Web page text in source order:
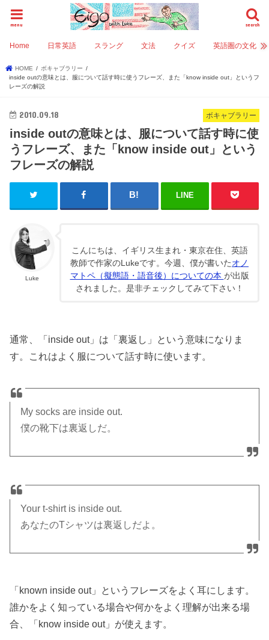
search
menu
Home 日常英語 スラング 文法 クイズ 英語圏の文化
HOME
ボキャブラリー
inside outの意味とは、服について話す時に使うフレーズ、また「know inside out」というフ
レーズの解説
ボキャブラリー
2010.09.18
inside outの意味とは、服について話す時に使
うフレーズ、また「know inside out」という
フレーズの解説
LINE
Luke
こんにちは、イギリス生まれ・東京在住、英語
教師で作家のLukeです。今週、僕が書いたオノ
マトペ（擬態語・語音後）についての本 が出版
されました。是非チェックしてみて下さい！
通常、「inside out」は「裏返し」という意味になりま
す。これはよく服について話す時に使います。
My socks are inside out.
僕の靴下は裏返しだ。
Your t-shirt is inside out.
あなたのTシャツは裏返しだよ。
「known inside out」というフレーズをよく耳にします。
誰かをよく知っている場合や何かをよく理解が出来る場
合、「know inside out」が使えます。